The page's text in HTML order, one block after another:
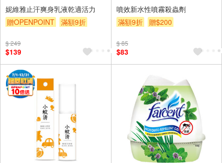
妮維雅止汗爽身乳液乾適活力
贈OPENPOINT
滿額9折
$ 249
$139
噴效新水性噴霧殺蟲劑
滿額9折
贈$200
$ 85
$83